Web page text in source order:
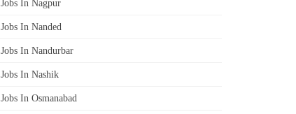
Jobs In Nagpur
Jobs In Nanded
Jobs In Nandurbar
Jobs In Nashik
Jobs In Osmanabad